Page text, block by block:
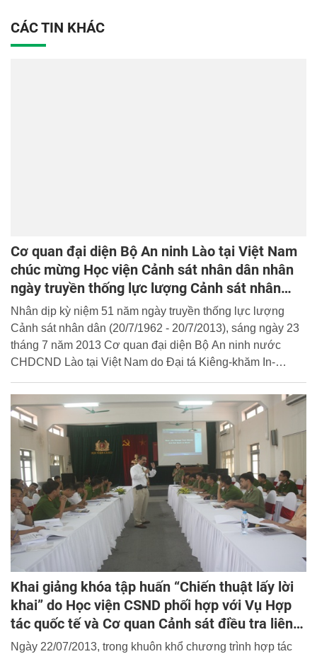
CÁC TIN KHÁC
Cơ quan đại diện Bộ An ninh Lào tại Việt Nam
chúc mừng Học viện Cảnh sát nhân dân nhân
ngày truyền thống lực lượng Cảnh sát nhân
dân
Nhân dịp kỳ niệm 51 năm ngày truyền thống lực lượng
Cảnh sát nhân dân (20/7/1962 - 20/7/2013), sáng ngày 23
tháng 7 năm 2013 Cơ quan đại diện Bộ An ninh nước
CHDCND Lào tại Việt Nam do Đại tá Kiêng-khăm In-
chúc mừng Học viện Cảnh sát nhân dân.
Khai giảng khóa tập huấn “Chiến thuật lấy lời
khai” do Học viện CSND phối hợp với Vụ Hợp
tác quốc tế và Cơ quan Cảnh sát điều tra liên
bang Hoa Kỳ (FBI) tổ chức
Ngày 22/07/2013, trong khuôn khổ chương trình hợp tác